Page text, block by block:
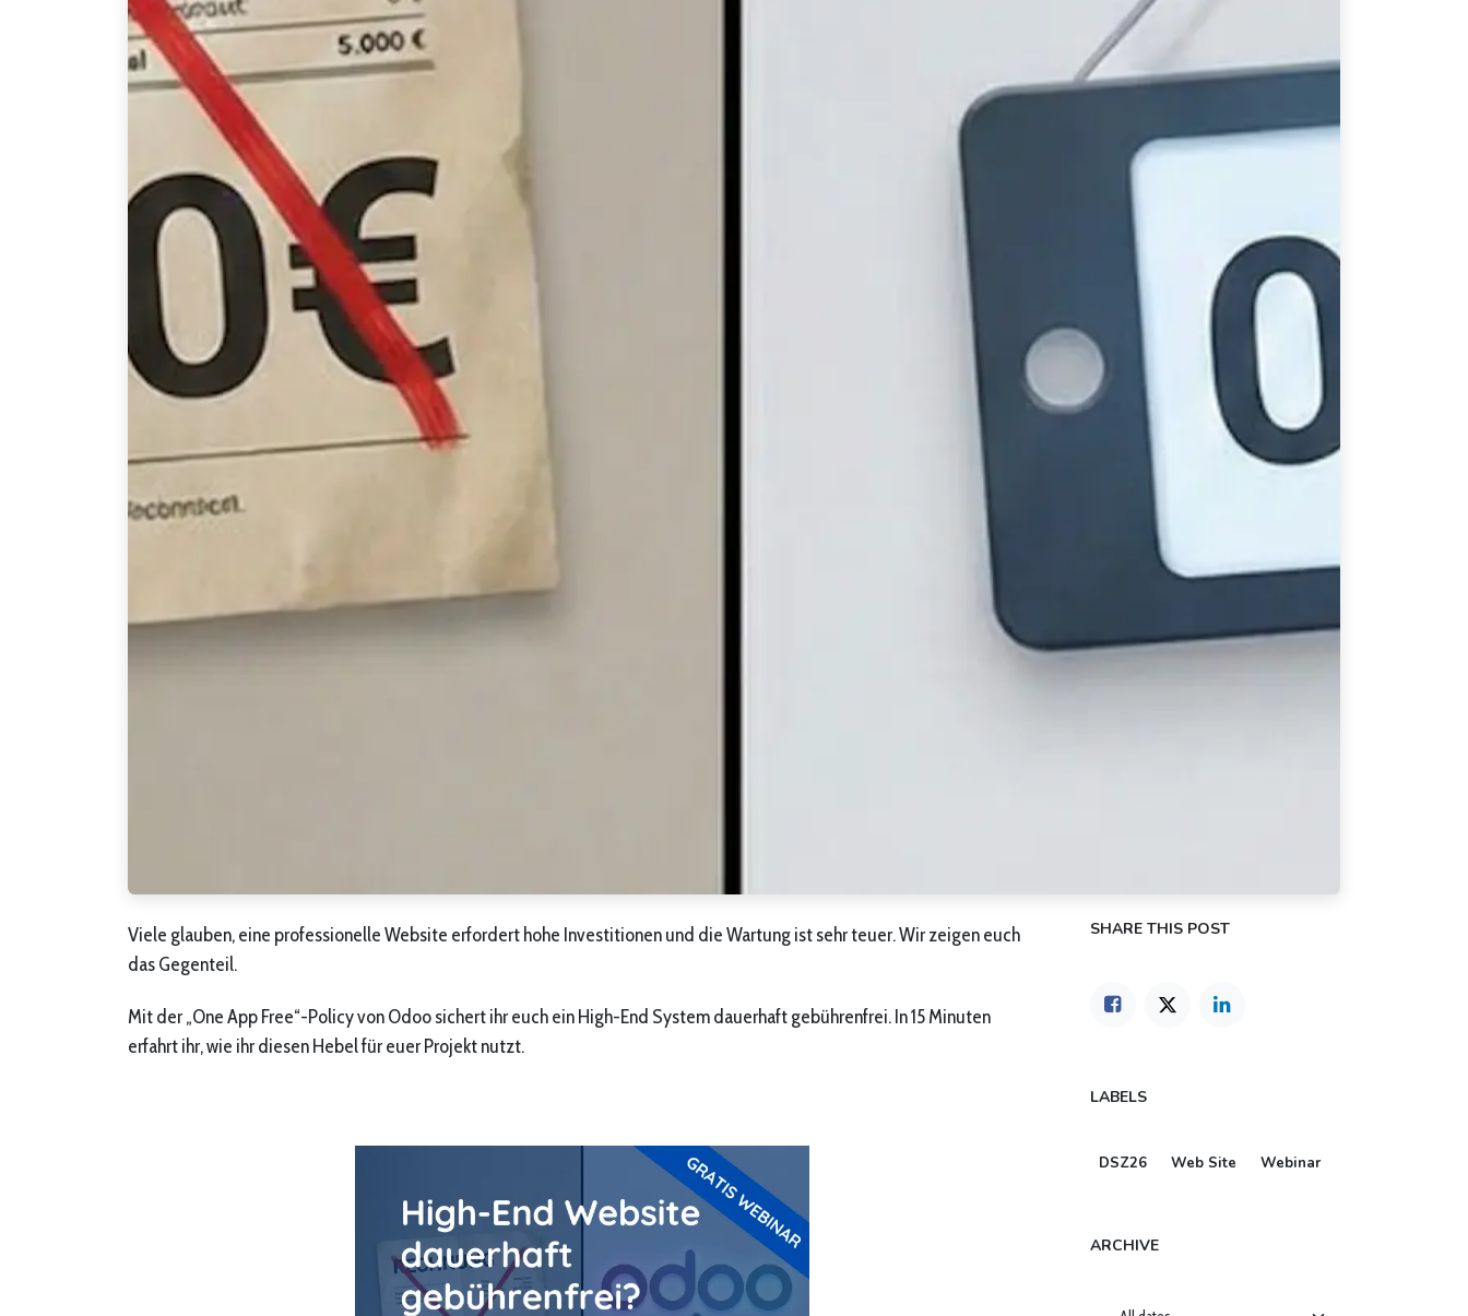
Viele glauben, eine professionelle Website erfordert hohe Investitionen und die Wartung ist sehr teuer. Wir zeigen euch
das Gegenteil.
Mit der „One App Free“-Policy von Odoo sichert ihr euch ein High-End System dauerhaft gebührenfrei. In 15 Minuten
erfahrt ihr, wie ihr diesen Hebel für euer Projekt nutzt.
SHARE THIS POST
LABELS
DSZ26 Web Site Webinar
ARCHIVE